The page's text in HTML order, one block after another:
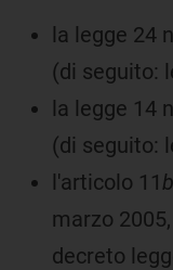
la legge 24
(di seguito:
la legge 14
(di seguito:
l'articolo 11
marzo
decreto